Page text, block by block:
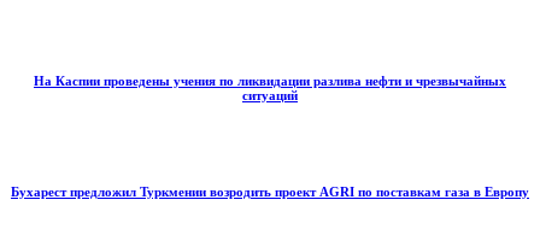
На Каспии проведены учения по ликвидации разлива нефти и чрезвычайных
ситуаций
Бухарест предложил Туркмении возродить проект AGRI по поставкам газа в Европу